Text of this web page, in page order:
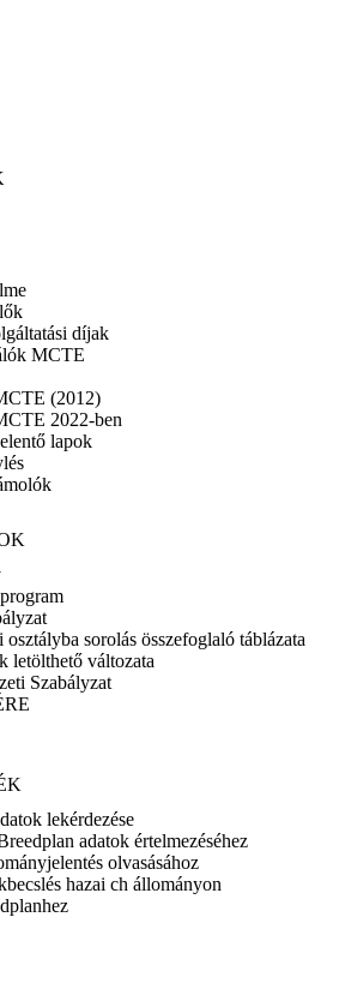
díjak
MCTE
(2012)
2022-ben
lapok
sorolás összefoglaló táblázata
letölthető változata
Szabályzat
lekérdezése
adatok értelmezéséhez
olvasásához
hazai ch állományon